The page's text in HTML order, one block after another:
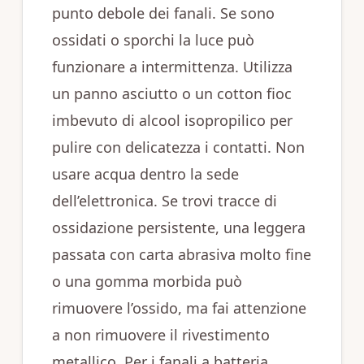
punto debole dei fanali. Se sono
ossidati o sporchi la luce può
funzionare a intermittenza. Utilizza
un panno asciutto o un cotton fioc
imbevuto di alcool isopropilico per
pulire con delicatezza i contatti. Non
usare acqua dentro la sede
dell’elettronica. Se trovi tracce di
ossidazione persistente, una leggera
passata con carta abrasiva molto fine
o una gomma morbida può
rimuovere l’ossido, ma fai attenzione
a non rimuovere il rivestimento